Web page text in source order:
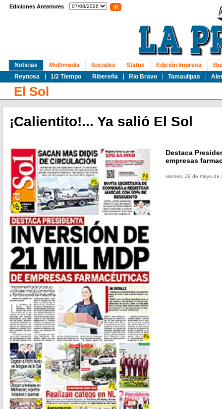
Ediciones Anteriores
Noticias
Reynosa
1/2 Tiempo Ribereña Rio Bravo Tamaulipas
Multimedia Sociales Status Edición Impresa
El Sol
¡Calientito!... Ya salió El Sol
Destaca
empresas
viernes, 29 de mayo de